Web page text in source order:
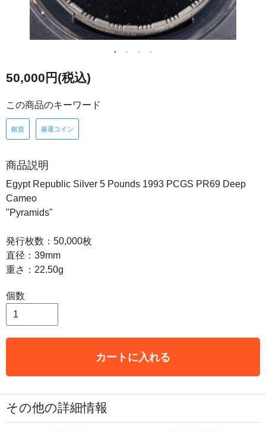
50,000円(税込)
この商品のキーワード
銀貨 厳選コイン
商品説明
Egypt Republic Silver 5 Pounds 1993 PCGS PR69 Deep
Cameo
"Pyramids"
発行枚数：50,000枚
直径：39mm
重さ：22.50g
個数
カートに入れる
その他の詳細情報